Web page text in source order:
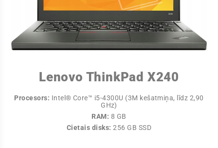
Lenovo ThinkPad X240
Procesors: Intel® Core™ i5-4300U (3M kešatmiņa, līdz 2,90
GHz)
RAM: 8 GB
Cietais disks: 256 GB SSD